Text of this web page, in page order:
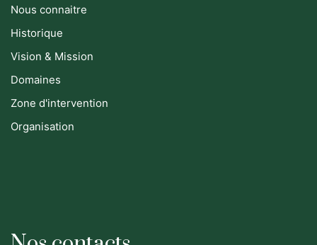
Nous connaitre
Historique
Vision & Mission
Domaines
Zone d'intervention
Organisation